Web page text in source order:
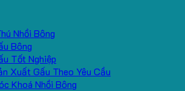
Nhồi Bông
Bông
Tốt Nghiệp
Xuất Gấu Theo Yêu Cầu
Khoá Nhồi Bông